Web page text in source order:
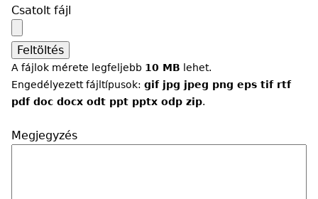
Csatolt fájl
A fájlok mérete legfeljebb 10 MB lehet.
Engedélyezett fájltípusok: gif jpg jpeg png eps tif rtf
pdf doc docx odt ppt pptx odp zip.
Megjegyzés